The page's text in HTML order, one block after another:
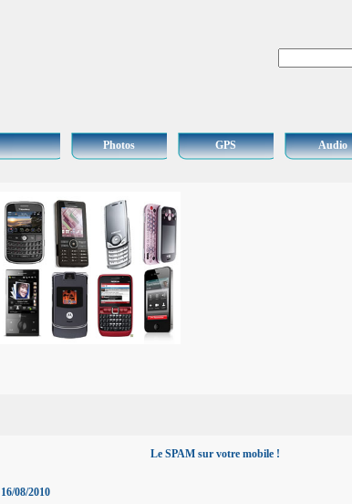
Photos GPS Audio
Le SPAM sur votre mobile !
16/08/2010